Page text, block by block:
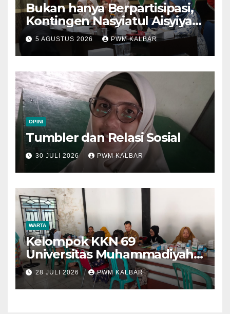
Bukan hanya Berpartisipasi,
Kontingen Nasyiatul Aisyiyah
Kalbar Perjuangkan Program
di Muktamar XV
5 AGUSTUS 2026 PWM KALBAR
OPINI
Tumbler dan Relasi Sosial
30 JULI 2026 PWM KALBAR
WARTA
Kelompok KKN 69
Universitas Muhammadiyah
Pontianak Dibagi Dua Tim,
Cat Bangunan dan Dampingi
Pelayanan Posyandu Lansia
28 JULI 2026 PWM KALBAR